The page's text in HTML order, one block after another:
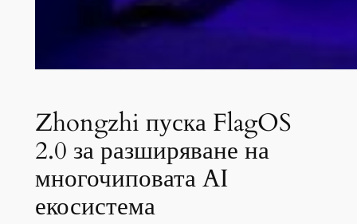
Zhongzhi пуска FlagOS
2.0 за разширяване на
многочиповата AI
екосистема